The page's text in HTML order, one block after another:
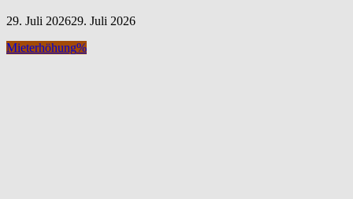
29. Juli 202629. Juli 2026
Mieterhöhung%